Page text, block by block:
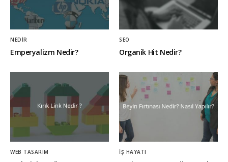
NEDIR
Emperyalizm Nedir?
SEO
Organik Hit Nedir?
WEB TASARIM İŞ HAYATI